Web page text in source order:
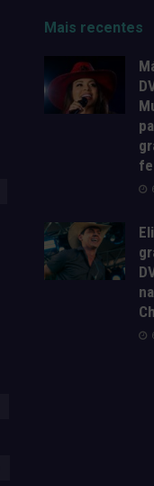
Mais recentes